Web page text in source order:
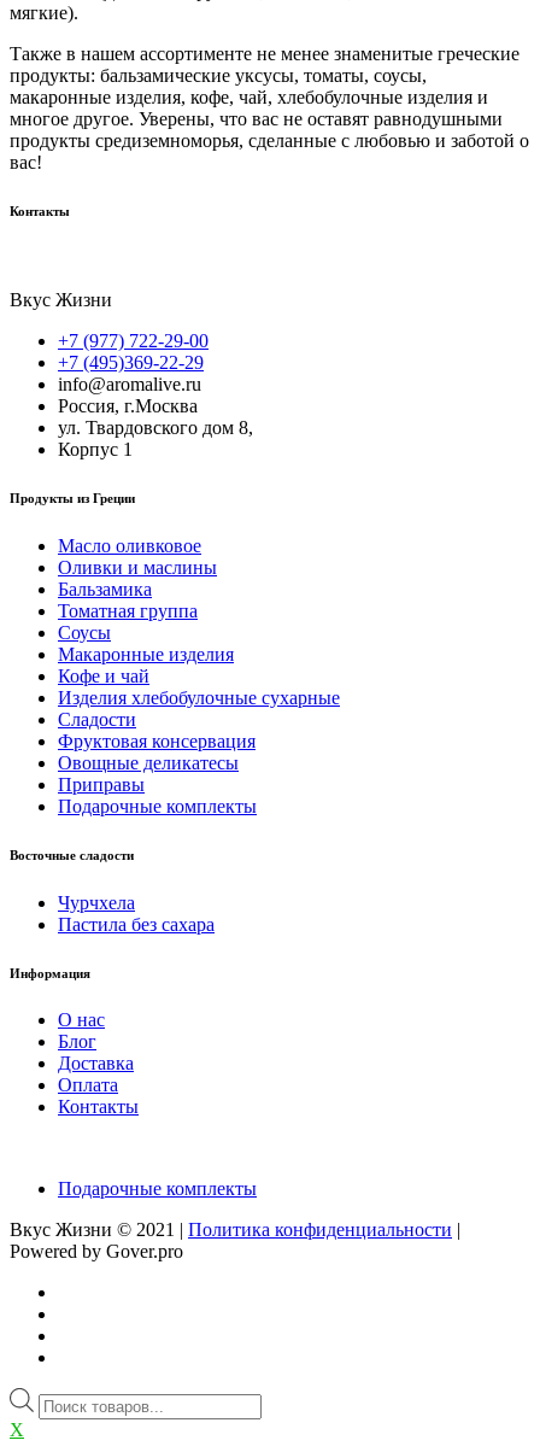
мягкие).
Также в нашем ассортименте не менее знаменитые греческие
продукты: бальзамические уксусы, томаты, соусы,
макаронные изделия, кофе, чай, хлебобулочные изделия и
многое другое. Уверены, что вас не оставят равнодушными
продукты средиземноморья, сделанные с любовью и заботой о
вас!
Контакты
Вкус Жизни
+7 (977) 722-29-00
+7 (495)369-22-29
info@aromalive.ru
Россия, г.Москва
ул. Твардовского дом 8,
Корпус 1
Продукты из Греции
Масло оливковое
Оливки и маслины
Бальзамика
Томатная группа
Соусы
Макаронные изделия
Кофе и чай
Изделия хлебобулочные сухарные
Сладости
Фруктовая консервация
Овощные деликатесы
Приправы
Подарочные комплекты
Восточные сладости
Чурчхела
Пастила без сахара
Информация
О нас
Блог
Доставка
Оплата
Контакты
Подарочные комплекты
Вкус Жизни © 2021 | Политика конфиденциальности
Powered by Gover.pro
Поиск
товаров
X